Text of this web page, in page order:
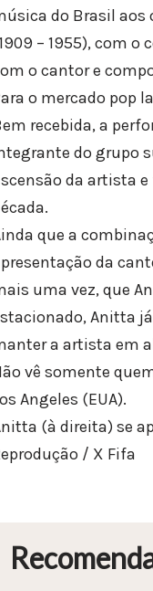
do Brasil aos
– 1955), com
o cantor e
o mercado pop
recebida, a
do grupo
da artista
que a
da
uma vez, que
Anitta
a artista em
vê somente
Angeles (EUA).
(à direita) se
/ X Fifa